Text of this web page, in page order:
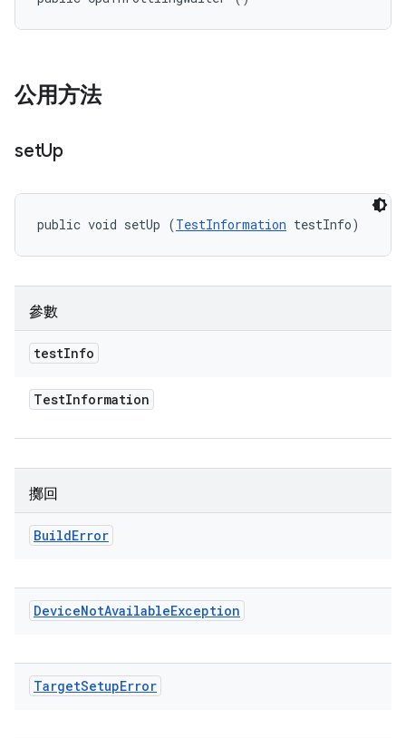
公用方法
setUp
public void setUp (TestInformation testInfo)
參數
testInfo
TestInformation
擲回
BuildError
DeviceNotAvailableException
TargetSetupError